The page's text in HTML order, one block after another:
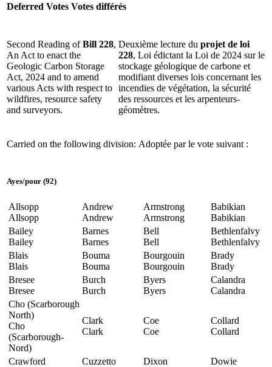
Deferred Votes Votes différés
Second Reading ofBill 228,
An Act to enact the
Geologic Carbon Storage
Act, 2024 and to amend
various Acts with respect to
wildfires, resource safety
and surveyors.
Deuxième lecture du projet de loi
228, Loi édictant la Loi de 2024 sur le
stockage géologique de carbone et
modifiant diverses lois concernant les
incendies de végétation, la sécurité
des ressources et les arpenteurs-
géomètres.
Carried on the following division: Adoptée par le vote suivant :
Ayes/pour (92)
Allsopp
Allsopp
Andrew
Andrew
Armstrong
Armstrong
Babikian
Babikian
Bailey
Bailey
Barnes
Barnes
Bell
Bell
Bethlenfalvy
Bethlenfalvy
Blais
Blais
Bouma
Bouma
Bourgouin
Bourgouin
Brady
Brady
Bresee
Bresee
Burch
Burch
Byers
Byers
Calandra
Calandra
Cho (Scarborough
North)
Cho
(Scarborough-
Nord)
Clark
Clark
Coe
Coe
Collard
Collard
Crawford
Cuzzetto
Dixon
Dowie